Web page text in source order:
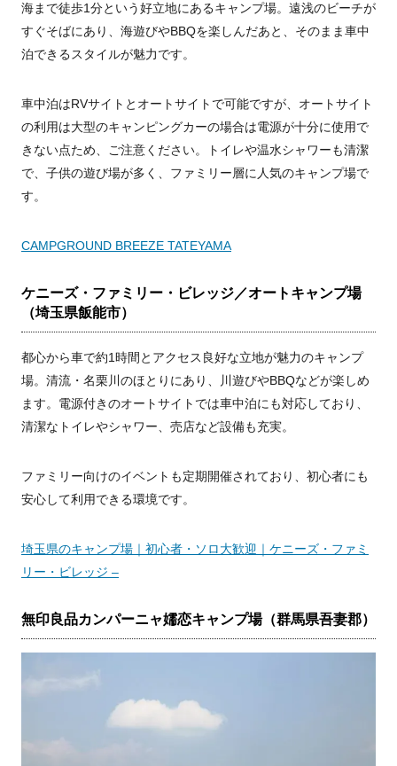
海まで徒歩1分という好立地にあるキャンプ場。遠浅のビーチが
すぐそばにあり、海遊びやBBQを楽しんだあと、そのまま車中
泊できるスタイルが魅力です。
車中泊はRVサイトとオートサイトで可能ですが、オートサイト
の利用は大型のキャンピングカーの場合は電源が十分に使用で
きない点ため、ご注意ください。トイレや温水シャワーも清潔
で、子供の遊び場が多く、ファミリー層に人気のキャンプ場で
す。
CAMPGROUND BREEZE TATEYAMA
ケニーズ・ファミリー・ビレッジ／オートキャンプ場
（埼玉県飯能市）
都心から車で約1時間とアクセス良好な立地が魅力のキャンプ
場。清流・名栗川のほとりにあり、川遊びやBBQなどが楽しめ
ます。電源付きのオートサイトでは車中泊にも対応しており、
清潔なトイレやシャワー、売店など設備も充実。
ファミリー向けのイベントも定期開催されており、初心者にも
安心して利用できる環境です。
埼玉県のキャンプ場｜初心者・ソロ大歓迎｜ケニーズ・ファミ
リー・ビレッジ –
無印良品カンパーニャ嬬恋キャンプ場（群馬県吾妻郡）